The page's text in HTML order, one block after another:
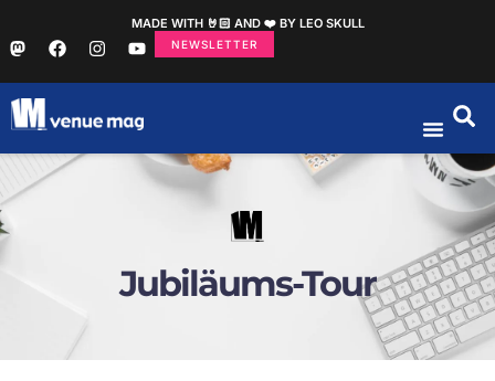
MADE WITH 🤘🏻 AND ❤️ BY LEO SKULL
NEWSLETTER
Jubiläums-Tour